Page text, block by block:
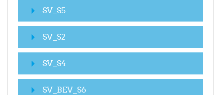
SV_S5
SV_S2
SV_S4
SV_BEV_S6